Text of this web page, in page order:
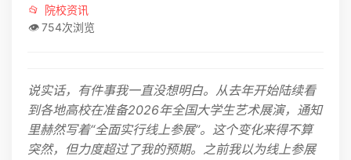
📂
院校资讯
👁️ 754次浏览
说实话，有件事我一直没想明白。从去年开始陆续看
到各地高校在准备2026年全国大学生艺术展演，通知
里赫然写着“全面实行线上参展”。这个变化来得不算
突然，但力度超过了我的预期。之前我以为线上参展